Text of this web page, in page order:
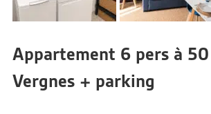
Appartement 6 pers à
Vergnes + parking